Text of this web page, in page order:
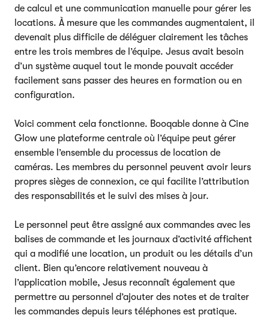
de calcul et une communication manuelle pour gérer les
locations. À mesure que les commandes augmentaient, il
devenait plus difficile de déléguer clairement les tâches
entre les trois membres de l’équipe. Jesus avait besoin
d’un système auquel tout le monde pouvait accéder
facilement sans passer des heures en formation ou en
configuration.
Voici comment cela fonctionne. Booqable donne à Cine
Glow une plateforme centrale où l’équipe peut gérer
ensemble l’ensemble du processus de location de
caméras. Les membres du personnel peuvent avoir leurs
propres sièges de connexion, ce qui facilite l’attribution
des responsabilités et le suivi des mises à jour.
Le personnel peut être assigné aux commandes avec les
balises de commande et les journaux d’activité affichent
qui a modifié une location, un produit ou les détails d’un
client. Bien qu’encore relativement nouveau à
l’application mobile, Jesus reconnaît également que
permettre au personnel d’ajouter des notes et de traiter
les commandes depuis leurs téléphones est pratique.